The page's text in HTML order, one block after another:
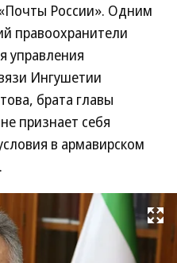
России». Одним
правоохранители
управления
Ингушетии
брата главы
признает себя
в армавирском
Развернуть